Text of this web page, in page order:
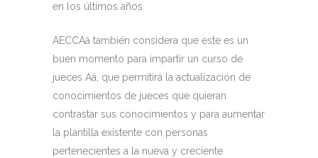
en los últimos años.
AECCAá también considera que este es un
buen momento para impartir un curso de
jueces Aá, que permitirá la actualización de
conocimientos de jueces que quieran
contrastar sus conocimientos y para aumentar
la plantilla existente con personas
pertenecientes a la nueva y creciente